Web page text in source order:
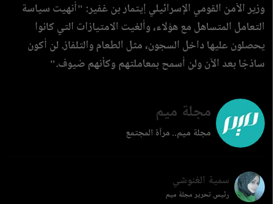
وزير الأمن القومي الإسرائيلي إيتمار بن غفير: "أنهيت سياسة
التعامل المتساهل مع هؤلاء، وألغيت الامتيازات التي كانوا
يحصلون عليها داخل السجون، مثل الطعام والتلفاز. لن أكون
ساذجًا بعد الآن ولن أسمح بمعاملتهم وكأنهم ضيوف."
مجلة ميم
مجلة ميم.. مرآة المجتمع
سمية الغنوشي
رئيس تحرير مجلة ميم